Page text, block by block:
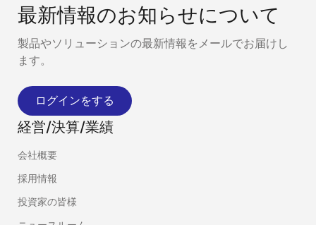
最新情報のお知らせについて
製品やソリューションの最新情報をメールでお届けし
ます。
ログインをする
経営/決算/業績
会社概要
採用情報
投資家の皆様